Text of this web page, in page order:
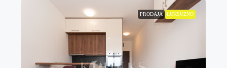
PRODAJA LUKSUZNO